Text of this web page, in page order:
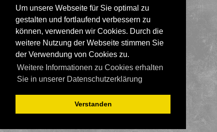
Um unsere Webseite für Sie optimal zu
gestalten und fortlaufend verbessern zu
können, verwenden wir Cookies. Durch die
weitere Nutzung der Webseite stimmen Sie
der Verwendung von Cookies zu.
Weitere Informationen zu Cookies erhalten
Sie in unserer Datenschutzerklärung
Verstanden